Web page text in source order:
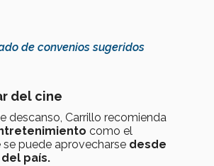
de convenios sugeridos
del cine
descanso, Carrillo recomienda
como el
se puede aprovecharse desde
país.